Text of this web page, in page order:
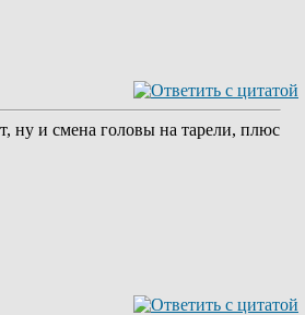
ну и смена головы на тарели, плюс